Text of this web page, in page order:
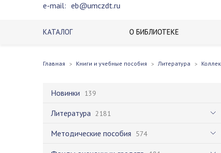
e-mail: eb@umczdt.ru
КАТАЛОГ О БИБЛИОТЕКЕ
Главная Книги и учебные пособия Литература
Новинки 139
Литература 2181
Методические пособия 574